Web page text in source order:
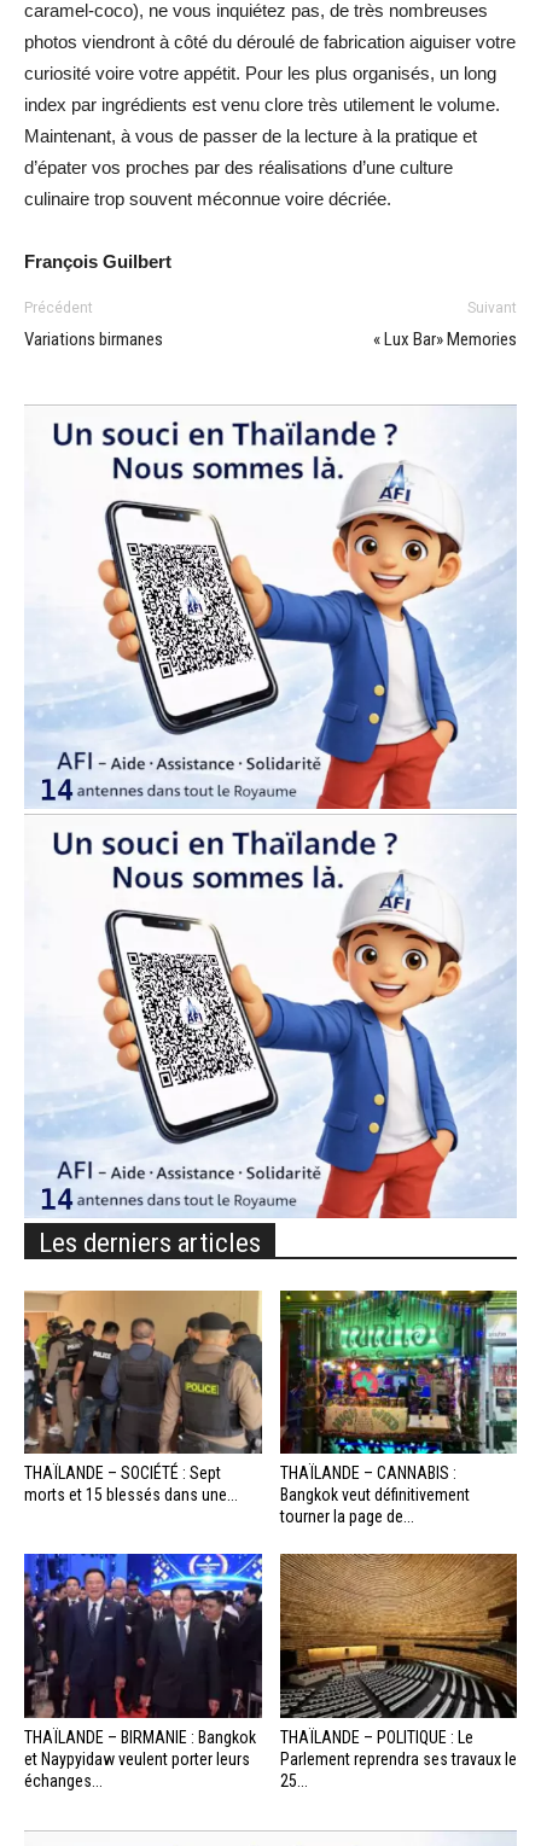
caramel-coco), ne vous inquiétez pas, de très nombreuses
photos viendront à côté du déroulé de fabrication aiguiser votre
curiosité voire votre appétit. Pour les plus organisés, un long
index par ingrédients est venu clore très utilement le volume.
Maintenant, à vous de passer de la lecture à la pratique et
d’épater vos proches par des réalisations d’une culture
culinaire trop souvent méconnue voire décriée.
François Guilbert
Précédent
Variations birmanes
Suivant
« Lux Bar» Memories
Les derniers articles
THAÏLANDE – SOCIÉTÉ : Sept
morts et 15 blessés dans une...
THAÏLANDE – CANNABIS :
Bangkok veut définitivement
tourner la page de...
THAÏLANDE – BIRMANIE : Bangkok
et Naypyidaw veulent porter leurs
échanges...
THAÏLANDE – POLITIQUE : Le
Parlement reprendra ses travaux le
25...